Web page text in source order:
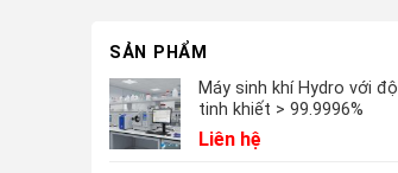
SẢN PHẨM
Máy sinh khí Hydro với độ
tinh khiết > 99.9996%
Liên hệ